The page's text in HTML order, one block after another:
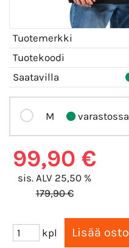
Tuotemerkki
Tuotekoodi
Saatavilla
M varastossa
99,90 €
sis. ALV 25,50 %
179,90 €
kpl